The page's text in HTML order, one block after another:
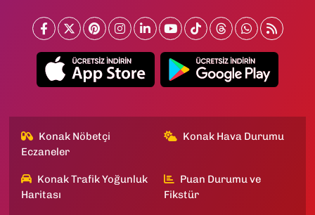
Konak Nöbetçi
Eczaneler
Konak Hava Durumu
Konak Trafik Yoğunluk
Haritası
Puan Durumu ve
Fikstür